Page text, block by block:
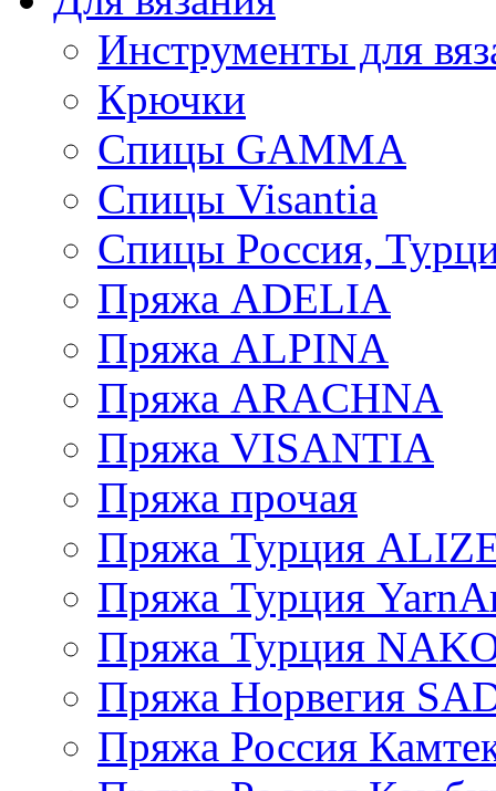
Инструменты для
Крючки
Спицы GAMMA
Спицы Visantia
Спицы Россия,
Пряжа ADELIA
Пряжа ALPINA
Пряжа ARACHNA
Пряжа VISANTIA
Пряжа прочая
Пряжа Турция
Пряжа Турция
Пряжа Турция
Пряжа Норвегия
Пряжа Россия